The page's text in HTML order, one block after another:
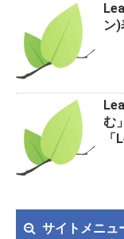
ン
む
サイトメニュ